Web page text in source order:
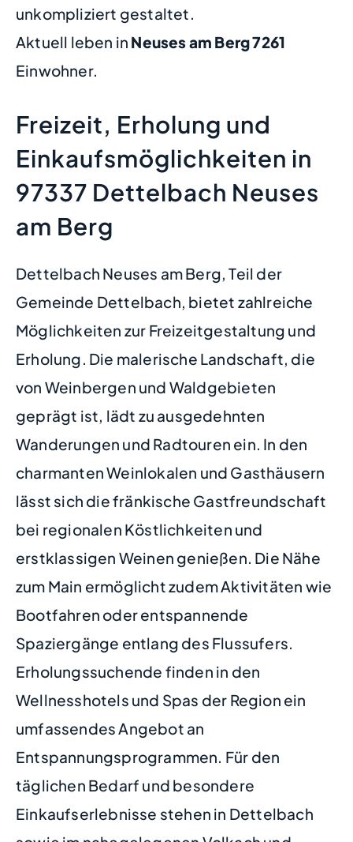
unkompliziert gestaltet.
Aktuell leben in Neuses am Berg7261
Einwohner.
Freizeit, Erholung und
Einkaufsmöglichkeiten in
97337 Dettelbach Neuses
am Berg
Dettelbach Neuses am Berg, Teil der
Gemeinde Dettelbach, bietet zahlreiche
Möglichkeiten zur Freizeitgestaltung und
Erholung. Die malerische Landschaft, die
von Weinbergen und Waldgebieten
geprägt ist, lädt zu ausgedehnten
Wanderungen und Radtouren ein. In den
charmanten Weinlokalen und Gasthäusern
lässt sich die fränkische Gastfreundschaft
bei regionalen Köstlichkeiten und
erstklassigen Weinen genießen. Die Nähe
zum Main ermöglicht zudem Aktivitäten wie
Bootfahren oder entspannende
Spaziergänge entlang des Flussufers.
Erholungssuchende finden in den
Wellnesshotels und Spas der Region ein
umfassendes Angebot an
Entspannungsprogrammen. Für den
täglichen Bedarf und besondere
Einkaufserlebnisse stehen in Dettelbach